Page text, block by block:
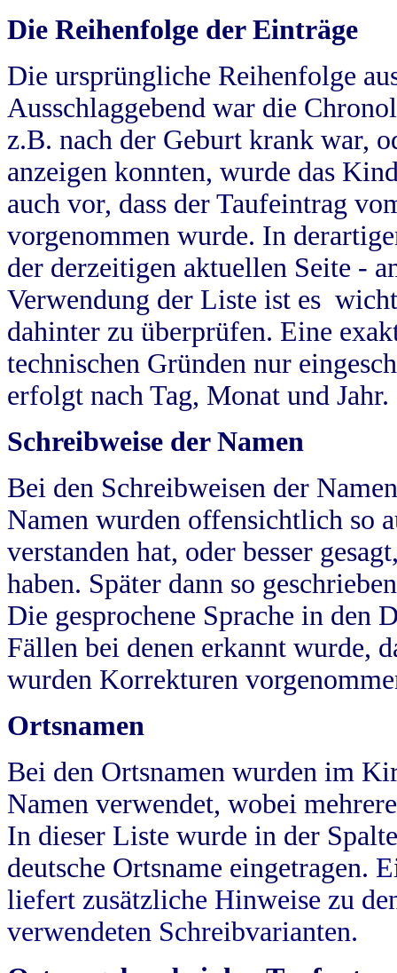
Die Reihenfolge der Einträge
Die ursprüngliche Reihenfolge
Ausschlaggebend war die
z.B. nach der Geburt krank war,
anzeigen konnten, wurde das
auch vor, dass der Taufeintrag
vorgenommen wurde. In
der derzeitigen aktuellen Seite -
Verwendung der Liste ist es
dahinter zu überprüfen. Eine
technischen Gründen nur
erfolgt nach Tag, Monat und Jahr.
Schreibweise der Namen
Bei den Schreibweisen der
Namen wurden offensichtlich so
verstanden hat, oder besser
haben. Später dann so
Die gesprochene Sprache in
Fällen bei denen erkannt wurde,
wurden Korrekturen
Ortsnamen
Bei den Ortsnamen wurden im
Namen verwendet, wobei
In dieser Liste wurde in der
deutsche Ortsname eingetragen.
liefert zusätzliche Hinweise zu
verwendeten Schreibvarianten.